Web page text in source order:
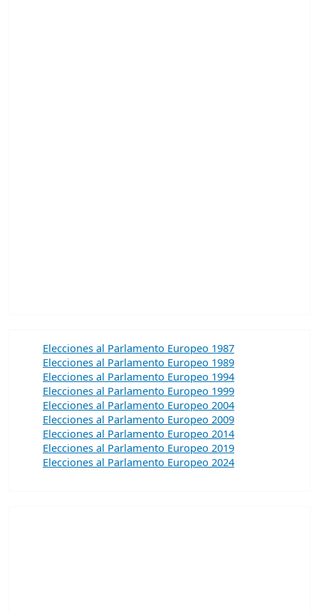
Elecciones al Parlamento Europeo 1987
Elecciones al Parlamento Europeo 1989
Elecciones al Parlamento Europeo 1994
Elecciones al Parlamento Europeo 1999
Elecciones al Parlamento Europeo 2004
Elecciones al Parlamento Europeo 2009
Elecciones al Parlamento Europeo 2014
Elecciones al Parlamento Europeo 2019
Elecciones al Parlamento Europeo 2024